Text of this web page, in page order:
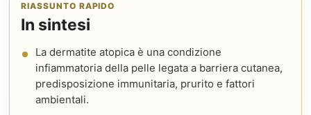
RIASSUNTO RAPIDO
In sintesi
La dermatite atopica è una condizione
infiammatoria della pelle legata a barriera cutanea,
predisposizione immunitaria, prurito e fattori
ambientali.